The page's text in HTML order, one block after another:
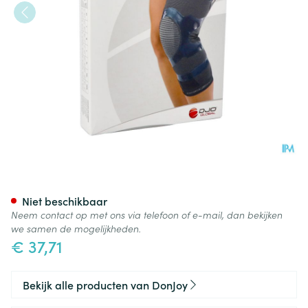
€ 37,71
Niet beschikbaar
Neem contact op met ons via telefoon of e-mail, dan bekijken
we samen de mogelijkheden.
Bekijk alle producten van DonJoy